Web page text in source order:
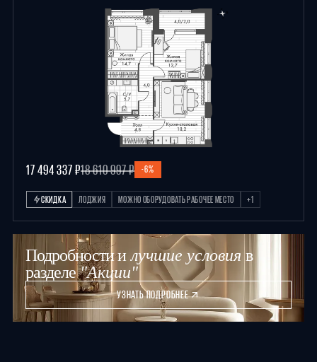
17 494 337 ₽18 610 997 ₽ -6%
СКИДКА ЛОДЖИЯ МОЖНО ОБОРУДОВАТЬ РАБОЧЕЕ МЕСТО +1
Подробности илучшие условия в
разделе"Акции"
УЗНАТЬ ПОДРОБНЕЕ